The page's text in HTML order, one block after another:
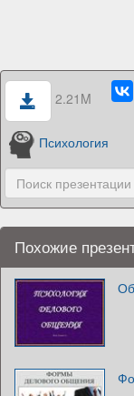
2.21M
Психология
Похожие